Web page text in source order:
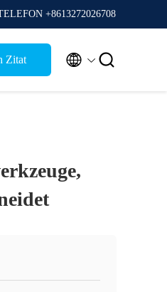
+8613272026708
Zitat  